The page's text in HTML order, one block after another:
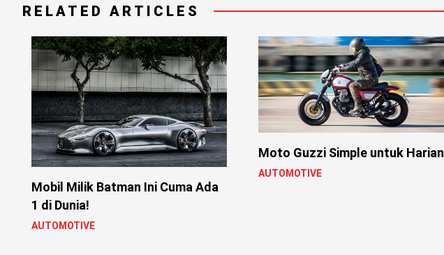
RELATED ARTICLES
Mobil Milik Batman Ini Cuma Ada
1 di Dunia!
AUTOMOTIVE
Moto Guzzi Simple untuk Harian
AUTOMOTIVE